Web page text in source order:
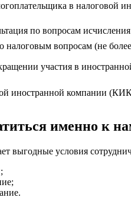
в налоговой
по вопросам
налоговым вопросам (не
участия в
иностранной компании
именно к
выгодные условия